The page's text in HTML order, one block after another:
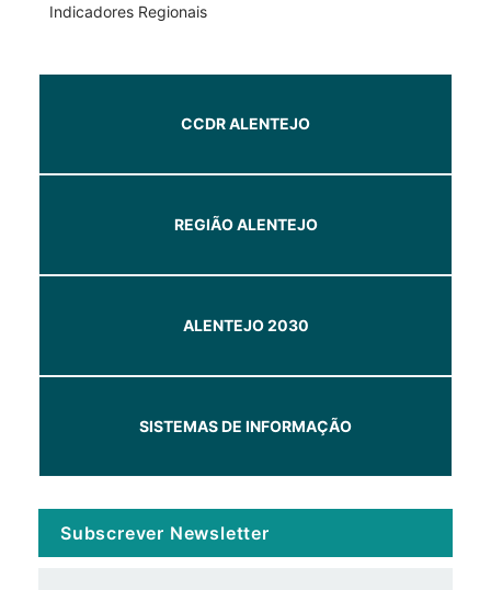
Indicadores Regionais
CCDR ALENTEJO
REGIÃO ALENTEJO
ALENTEJO 2030
SISTEMAS DE INFORMAÇÃO
Subscrever Newsletter